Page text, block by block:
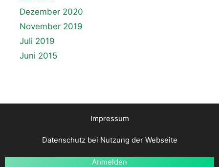
Dezember 2020
November 2019
Juli 2019
Juni 2015
Impressum
Datenschutz bei Nutzung der Webseite
Anmelden